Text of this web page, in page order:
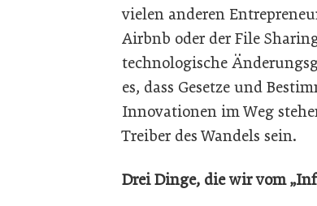
vielen anderen
Airbnb oder der File
technologische
es, dass Gesetze und
Innovationen im Weg
Treiber des Wandels sein.
Drei Dinge, die wir vom